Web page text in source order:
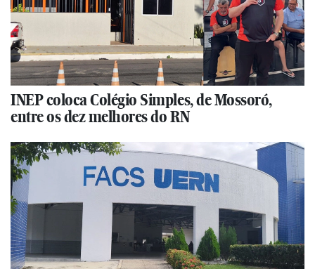
INEP coloca Colégio Simples, de Mossoró,
entre os dez melhores do RN